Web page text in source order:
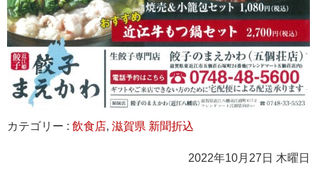
カテゴリー : 飲食店, 滋賀県 新聞折込
2022年10月27日 木曜日